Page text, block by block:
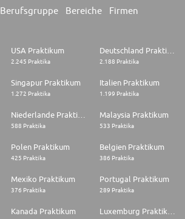
Berufsgruppe Bereiche Firmen
USA Praktikum
2.245 Praktika
Deutschland Praktikum
2.188 Praktika
Singapur Praktikum
1.272 Praktika
Italien Praktikum
1.199 Praktika
588 Praktika
Malaysia Praktikum
533 Praktika
Polen Praktikum
425 Praktika
Belgien Praktikum
386 Praktika
Mexiko Praktikum
376 Praktika
Portugal Praktikum
289 Praktika
Kanada Praktikum